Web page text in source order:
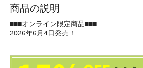
商品の説明
■■■オンライン限定商品■■■
2026年6月4日発売！